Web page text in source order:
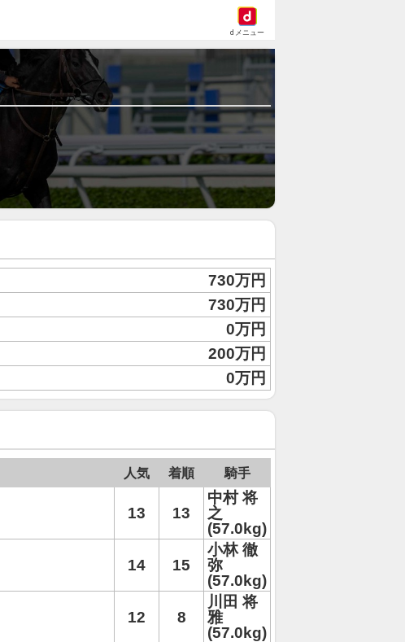
dメニュー
730万円
730万円
0万円
200万円
0万円
人気 着順 騎手
13 13
中村 将
之
(57.0kg)
14 15
小林 徹
弥
(57.0kg)
12 8
川田 将
雅
(57.0kg)